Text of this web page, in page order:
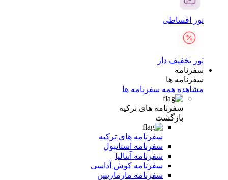
تور اقساطی
تور تخفیف دار
سفرنامه
سفرنامه ها
مشاهده همه سفرنامه ها
سفرنامه های ترکیه
بازگشت
سفرنامه های ترکیه
سفرنامه استانبول
سفرنامه آنتالیا
سفرنامه کوش آداسی
سفرنامه مارماریس